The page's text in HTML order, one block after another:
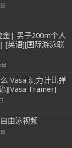
| 男子200m个人
[英语][国际游泳联
日
Vasa 测力计比弹
][Vasa Trainer]
由泳视频